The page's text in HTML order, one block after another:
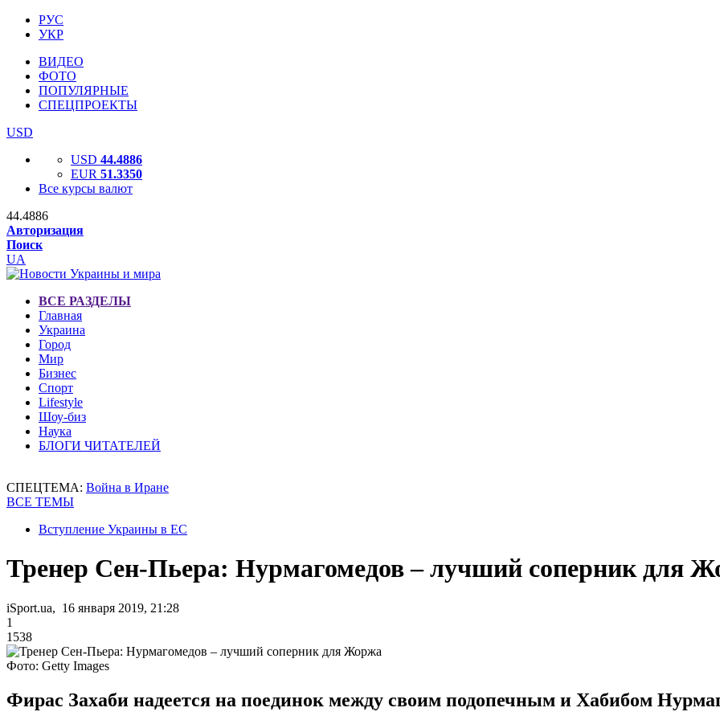
РУС
УКР
ВИДЕО
ФОТО
ПОПУЛЯРНЫЕ
СПЕЦПРОЕКТЫ
USD
USD 44.4886
EUR 51.3350
Все курсы валют
44.4886
Авторизация
Поиск
UA
ВСЕ РАЗДЕЛЫ
Главная
Украина
Город
Мир
Бизнес
Спорт
Lifestyle
Шоу-биз
Наука
БЛОГИ ЧИТАТЕЛЕЙ
СПЕЦТЕМА: Война в Иране
ВСЕ ТЕМЫ
Вступление Украины в ЕС
Тренер Сен-Пьера: Нурмагомедов – лучший соперник для
iSport.ua, 16 января 2019, 21:28
1
1538
Фото: Getty Images
Фирас Захаби надеется на поединок между своим подопечным и Хабибом